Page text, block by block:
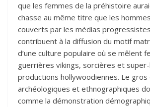
que les femmes de la préhistoire
chasse au même titre que les
couverts par les médias
contribuent à la diffusion du motif
d’une culture populaire où se mêlent
guerrières vikings, sorcières et
productions hollywoodiennes. Le
archéologiques et ethnographiques
comme la démonstration